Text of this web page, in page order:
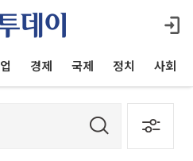
경제 국제 정치 사회